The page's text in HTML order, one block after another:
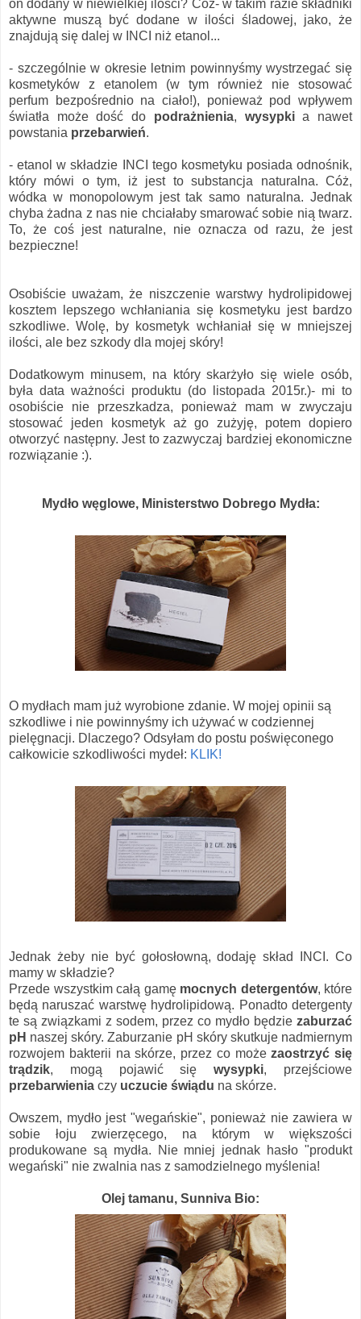
on dodany w niewielkiej ilości? Cóż- w takim razie składniki
aktywne muszą być dodane w ilości śladowej, jako, że
znajdują się dalej w INCI niż etanol...
- szczególnie w okresie letnim powinnyśmy wystrzegać się
kosmetyków z etanolem (w tym również nie stosować
perfum bezpośrednio na ciało!), ponieważ pod wpływem
światła może dość do podrażnienia, wysypkia nawet
powstania przebarwień.
- etanol w składzie INCI tego kosmetyku posiada odnośnik,
który mówi o tym, iż jest to substancja naturalna. Cóż,
wódka w monopolowym jest tak samo naturalna. Jednak
chyba żadna z nas nie chciałaby smarować sobie nią twarz.
To, że coś jest naturalne, nie oznacza od razu, że jest
bezpieczne!
Osobiście uważam, że niszczenie warstwy hydrolipidowej
kosztem lepszego wchłaniania się kosmetyku jest bardzo
szkodliwe. Wolę, by kosmetyk wchłaniał się w mniejszej
ilości, ale bez szkody dla mojej skóry!
Dodatkowym minusem, na który skarżyło się wiele osób,
była data ważności produktu (do listopada 2015r.)- mi to
osobiście nie przeszkadza, ponieważ mam w zwyczaju
stosować jeden kosmetyk aż go zużyję, potem dopiero
otworzyć następny. Jest to zazwyczaj bardziej ekonomiczne
rozwiązanie :).
Mydło węglowe, Ministerstwo Dobrego Mydła:
O mydłach mam już wyrobione zdanie. W mojej opinii są
szkodliwe i nie powinnyśmy ich używać w codziennej
pielęgnacji. Dlaczego? Odsyłam do postu poświęconego
całkowicie szkodliwości mydeł: KLIK!
Jednak żeby nie być gołosłowną, dodaję skład INCI. Co
mamy w składzie?
Przede wszystkim całą gamę mocnych detergentów, które
będą naruszać warstwę hydrolipidową. Ponadto detergenty
te są związkami z sodem, przez co mydło będzie zaburzać
pH naszej skóry. Zaburzanie pH skóry skutkuje nadmiernym
rozwojem bakterii na skórze, przez co możezaostrzyć się
trądzik, mogą pojawić sięwysypki, przejściowe
przebarwienia czy uczucie świądu na skórze.
Owszem, mydło jest "wegańskie", ponieważ nie zawiera w
sobie łoju zwierzęcego, na którym w większości
produkowane są mydła. Nie mniej jednak hasło "produkt
wegański" nie zwalnia nas z samodzielnego myślenia!
Olej tamanu, Sunniva Bio: